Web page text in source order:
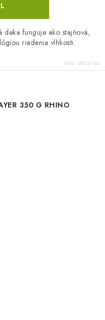
deka funguje ako stajňová,
riadenia vlhkosti.
Kód: 2802/140
350 G RHINO